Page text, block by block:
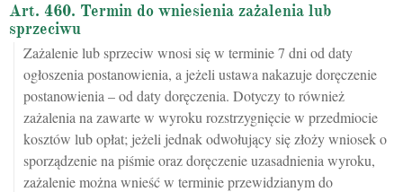
Art. 460. Termin do wniesienia zażalenia lub
sprzeciwu
Zażalenie lub sprzeciw wnosi się w terminie 7 dni od daty
ogłoszenia postanowienia, a jeżeli ustawa nakazuje doręczenie
postanowienia – od daty doręczenia. Dotyczy to również
zażalenia na zawarte w wyroku rozstrzygnięcie w przedmiocie
kosztów lub opłat; jeżeli jednak odwołujący się złoży wniosek o
sporządzenie na piśmie oraz doręczenie uzasadnienia wyroku,
zażalenie można wnieść w terminie przewidzianym do